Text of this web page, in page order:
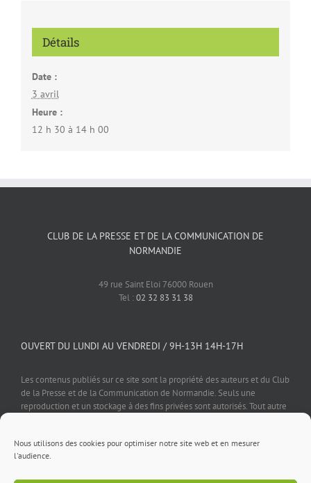
Nous utilisons des cookies pour optimiser notre site web et en mesurer
l'audience.
Détails
Date :
3 avril
Heure :
12 h 30 à 14 h 00
CLUB DE LA PRESSE ET DE LA COMMUNICATION DE
NORMANDIE
49 rue Saint Eloi 76000 Rouen
Tel :02 32 83 31 38
OUVERT DU LUNDI AU VENDREDI / 9H-13H 14H-17H
Les contenus publiés sur ce site sont la propriété des auteurs et du Club
de la Presse et de la Communication de Normandie. Seuls une
reproduction et un stockage à des fins privées sont autorisés. Tout autre